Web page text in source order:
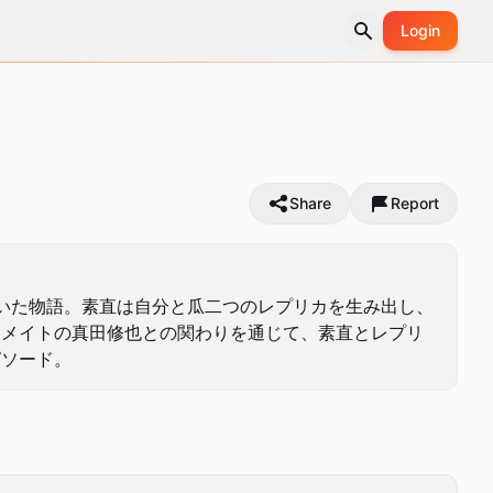
Login
Share Report
物語。素直は自分と瓜二つのレプリカを生み出し、
イトの真田修也との関わりを通じて、素直とレプリ
ード。